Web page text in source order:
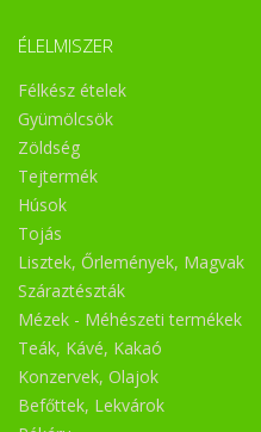
ÉLELMISZER
Félkész ételek
Gyümölcsök
Zöldség
Tejtermék
Húsok
Tojás
Lisztek, Őrlemények, Magvak
Száraztészták
Mézek - Méhészeti termékek
Teák, Kávé, Kakaó
Konzervek, Olajok
Befőttek, Lekvárok